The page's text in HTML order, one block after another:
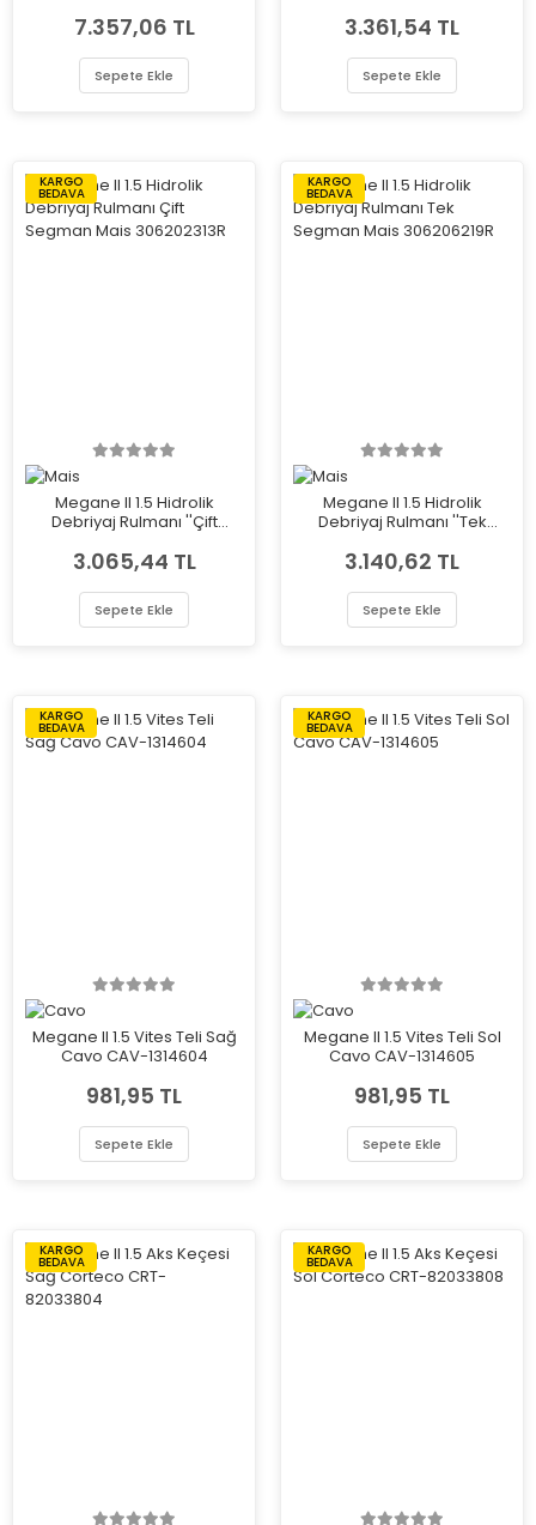
7.357,06 TL
Sepete Ekle
3.361,54 TL
Sepete Ekle
KARGO
BEDAVA
Megane II 1.5 Hidrolik
Debriyaj Rulmanı ''Çift
3.065,44 TL
Sepete Ekle
KARGO
BEDAVA
Megane II 1.5 Hidrolik
Debriyaj Rulmanı ''Tek
3.140,62 TL
Sepete Ekle
KARGO
BEDAVA
Megane II 1.5 Vites Teli Sağ
Cavo CAV-1314604
981,95 TL
Sepete Ekle
KARGO
BEDAVA
Megane II 1.5 Vites Teli Sol
Cavo CAV-1314605
981,95 TL
Sepete Ekle
KARGO
BEDAVA
KARGO
BEDAVA